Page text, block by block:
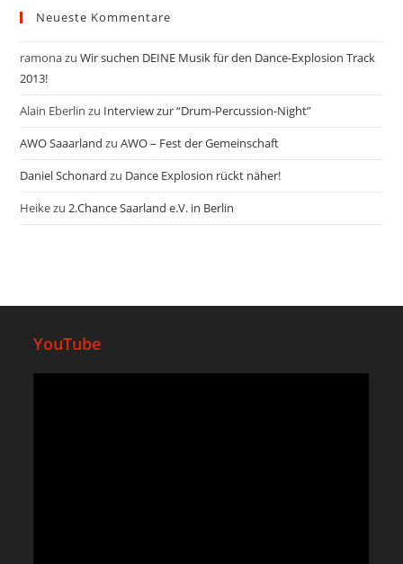
Neueste Kommentare
ramonazuWir suchen DEINE Musik für den Dance-Explosion Track
2013!
Alain Eberlin zu Interview zur “Drum-Percussion-Night”
AWO Saaarland zuAWO – Fest der Gemeinschaft
Daniel Schonard zu Dance Explosion rückt näher!
Heikezu2.Chance Saarland e.V. in Berlin
YouTube